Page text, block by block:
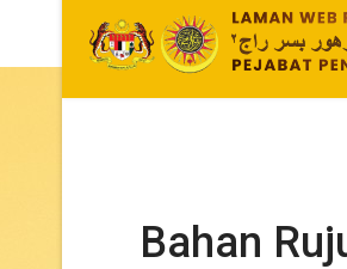
Bahan